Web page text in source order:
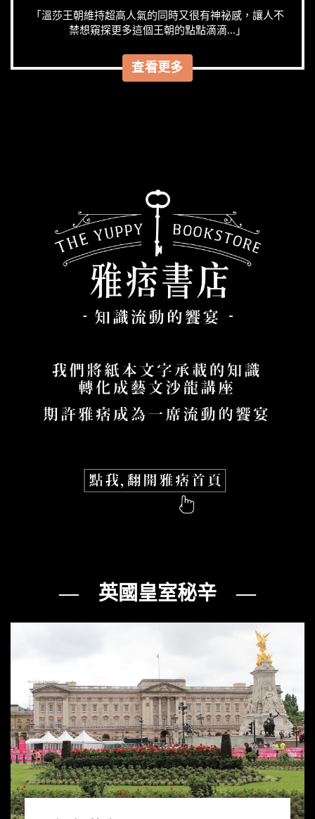
「溫莎王朝維持超高人氣的同時又很有神祕感，讓人不
禁想窺探更多這個王朝的點點滴滴...」
查看更多
— 英國皇室秘辛 —